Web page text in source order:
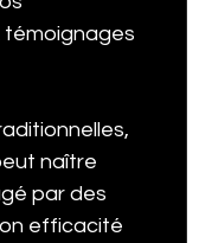
témoignages
naître
par des
efficacité